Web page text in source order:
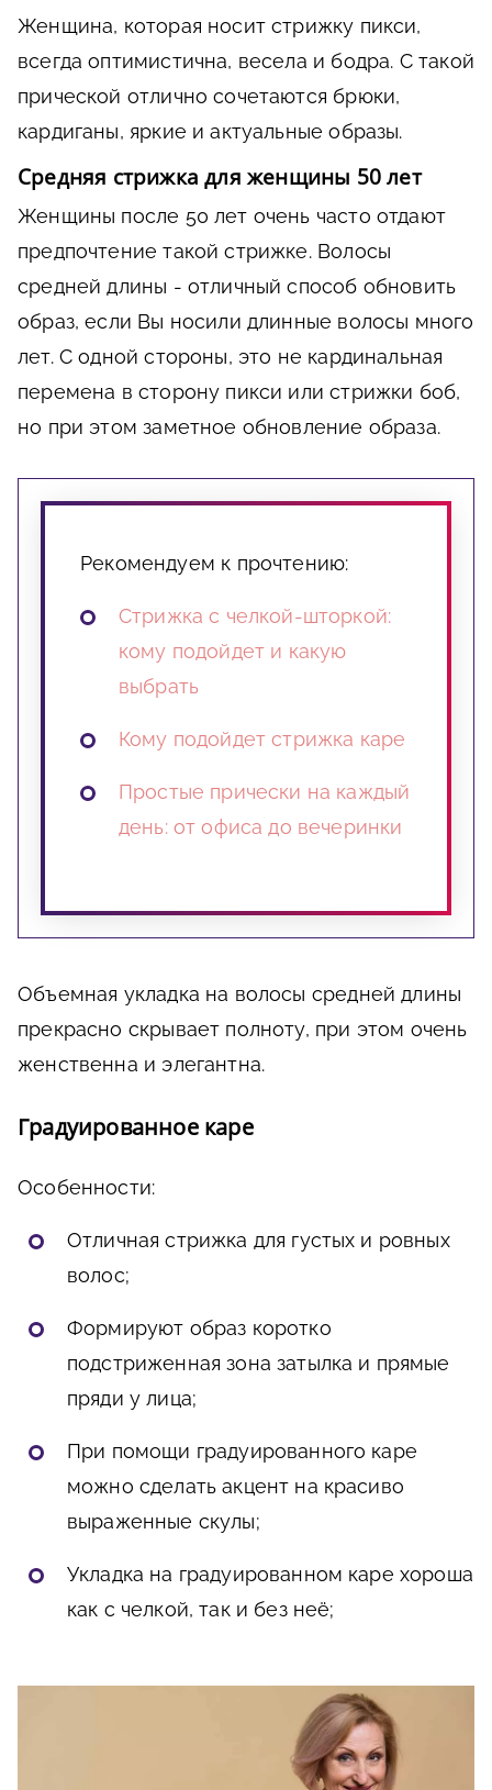
Женщина, которая носит стрижку пикси,
всегда оптимистична, весела и бодра. С такой
прической отлично сочетаются брюки,
кардиганы, яркие и актуальные образы.
Средняя стрижка для женщины 50 лет
Женщины после 50 лет очень часто отдают
предпочтение такой стрижке. Волосы
средней длины - отличный способ обновить
образ, если Вы носили длинные волосы много
лет. С одной стороны, это не кардинальная
перемена в сторону пикси или стрижки боб,
но при этом заметное обновление образа.
Рекомендуем к прочтению:
Стрижка с челкой-шторкой:
кому подойдет и какую
выбрать
Кому подойдет стрижка каре
Простые прически на каждый
день: от офиса до вечеринки
Объемная укладка на волосы средней длины
прекрасно скрывает полноту, при этом очень
женственна и элегантна.
Градуированное каре
Особенности:
Отличная стрижка для густых и ровных
волос;
Формируют образ коротко
подстриженная зона затылка и прямые
пряди у лица;
При помощи градуированного каре
можно сделать акцент на красиво
выраженные скулы;
Укладка на градуированном каре хороша
как с челкой, так и без неё;